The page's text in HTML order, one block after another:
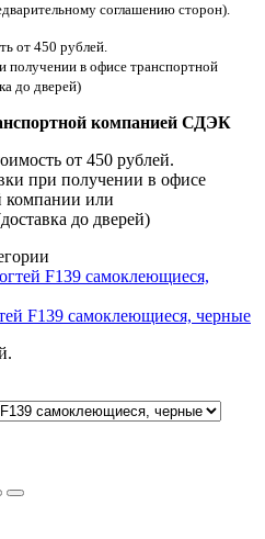
соглашению сторон).
от 450 рублей.
получении в офисе транспортной
до дверей)
компанией СДЭК
от 450 рублей.
при получении в офисе
компании или
до дверей)
F139 самоклеющиеся, черные